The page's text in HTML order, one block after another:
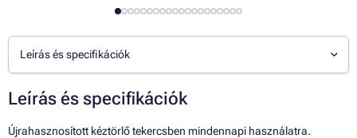
Leírás és specifikációk
Leírás és specifikációk
Újrahasznosított kéztörlő tekercsben mindennapi használatra.